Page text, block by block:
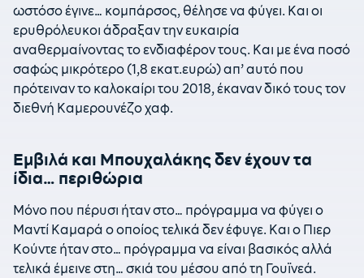
ωστόσο έγινε… κομπάρσος, θέλησε να φύγει. Και οι
ερυθρόλευκοι άδραξαν την ευκαιρία
αναθερμαίνοντας το ενδιαφέρον τους. Και με ένα ποσό
σαφώς μικρότερο (1,8 εκατ.ευρώ) απ’ αυτό που
πρότειναν το καλοκαίρι του 2018, έκαναν δικό τους τον
διεθνή Καμερουνέζο χαφ.
Εμβιλά και Μπουχαλάκης δεν έχουν τα
ίδια… περιθώρια
Μόνο που πέρυσι ήταν στο… πρόγραμμα να φύγει ο
Μαντί Καμαρά ο οποίος τελικά δεν έφυγε. Και ο Πιερ
Κούντε ήταν στο… πρόγραμμα να είναι βασικός αλλά
τελικά έμεινε στη… σκιά του μέσου από τη Γουϊνεά.